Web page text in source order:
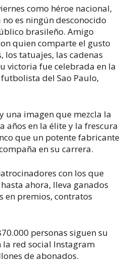
como héroe nacional,
es ningún desconocido
brasileño. Amigo
quien comparte el gusto
los tatuajes, las cadenas
victoria fue celebrada en la
del Sao Paulo,
una imagen que mezcla la
años en la élite y la frescura
que un potente fabricante
en su carrera.
con los que
ahora, lleva ganados
en premios, contratos
personas siguen su
red social Instagram
de abonados.